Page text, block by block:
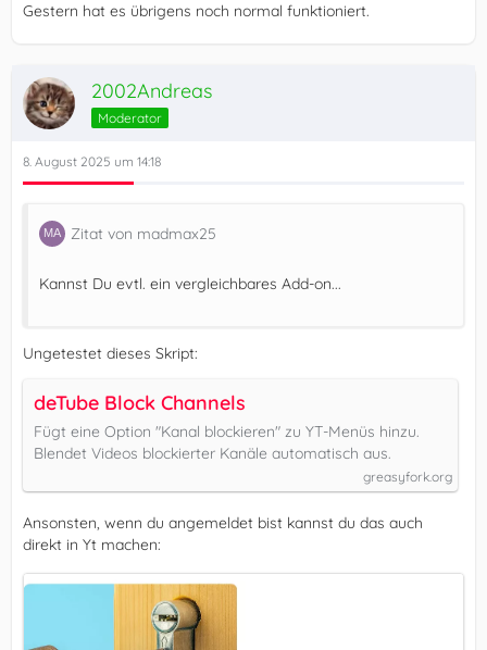
Gestern hat es übrigens noch normal funktioniert.
2002Andreas
Moderator
8. August 2025 um 14:18
Zitat von madmax25
Kannst Du evtl. ein vergleichbares Add-on...
Ungetestet dieses Skript:
deTube Block Channels
Fügt eine Option "Kanal blockieren" zu YT-Menüs hinzu.
Blendet Videos blockierter Kanäle automatisch aus.
greasyfork.org
Ansonsten, wenn du angemeldet bist kannst du das auch
direkt in Yt machen: